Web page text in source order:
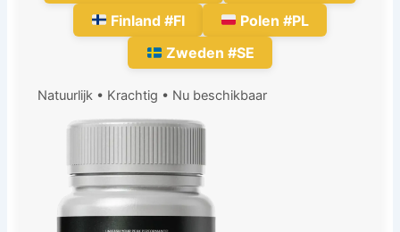
Finland #FI
Polen #PL
Zweden #SE
Natuurlijk • Krachtig • Nu beschikbaar